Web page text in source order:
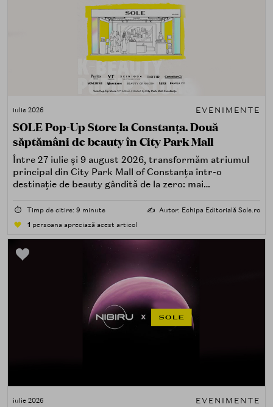
iulie 2026 EVENIMENTE
SOLE Pop-Up Store la Constanța. Două
săptămâni de beauty în City Park Mall
Între 27 iulie și 9 august 2026, transformăm atriumul
principal din City Park Mall of Constanța într-o
destinație de beauty gândită de la zero: mai
care îți place, de fapt, să descoperi produse — testând,
atingând, comparând, întrebând.
⏱️ Timp de citire: 9 minute ✍️ Autor: Echipa Editorială Sole.ro
1 persoana apreciază acest articol
iulie 2026 EVENIMENTE